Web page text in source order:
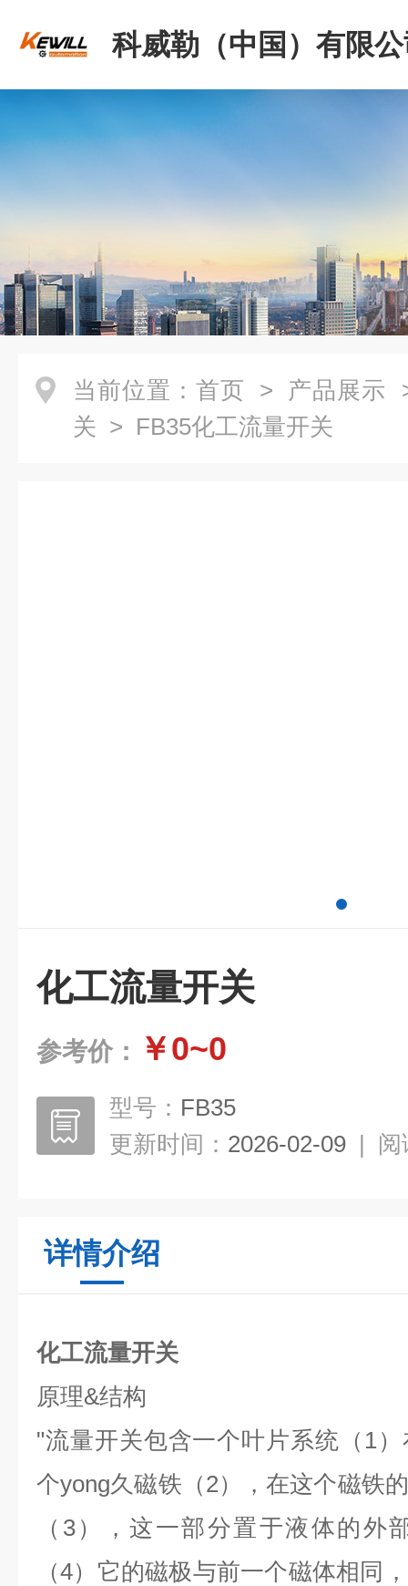
科威勒（中国）有限
当前位置： 首页 > 产品展示
关 > FB35化工流量开关
化工流量开关
参考价： ￥0~0
型号： FB35
更新时间： 2026-02-09 | 阅
详情介绍
化工流量开关
原理&结构
"流量开关包含一个叶片系统（ 1）
个yong久磁铁（2），在这个磁铁
（ 3），这一部分置于液体的外
（4）它的磁极与前一个磁体相同